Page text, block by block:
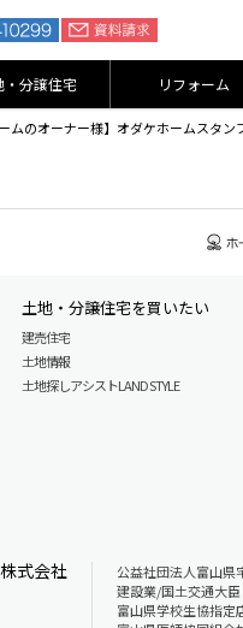
・分譲住宅 リフォーム
のオーナー様】オダケホームスタン
土地・分譲住宅を買いたい
建売住宅
土地情報
土地探しアシスト LAND STYLE
式会社
公益社団法人富山県
建設業/国土交通大
富山県学校生協指定